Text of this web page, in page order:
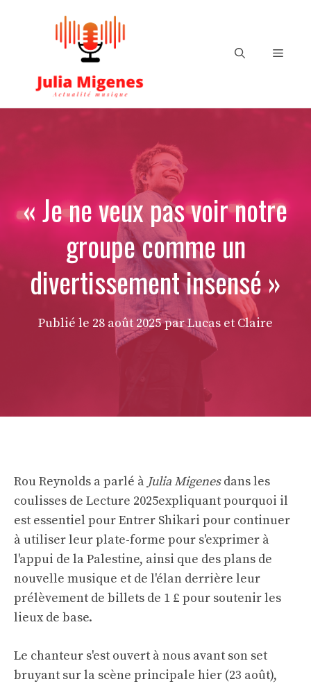
Menu
« Je ne veux pas voir notre
groupe comme un
divertissement insensé »
Publié le 28 août 2025 par Lucas et Claire
Rou Reynolds a parlé à Julia Migenesdans les
coulisses de Lecture 2025expliquant pourquoi il
est essentiel pour Entrer Shikari pour continuer
à utiliser leur plate-forme pour s'exprimer à
l'appui de la Palestine, ainsi que des plans de
nouvelle musique et de l'élan derrière leur
prélèvement de billets de 1 £ pour soutenir les
lieux de base.
Le chanteur s'est ouvert à nous avant son set
bruyant sur la scène principale hier (23 août),